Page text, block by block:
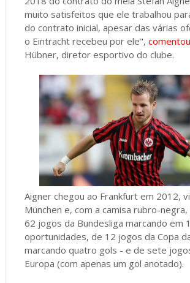
muito satisfeitos que ele trabalhou
do contrato inicial, apesar das várias
o Eintracht recebeu por ele", comentou
Hübner, diretor esportivo do clube.
Aigner chegou ao Frankfurt em 2012,
München e, com a camisa rubro-
62 jogos da Bundesliga marcando em
oportunidades, de 12 jogos da Copa
marcando quatro gols - e de sete
Europa (com apenas um gol anotado).